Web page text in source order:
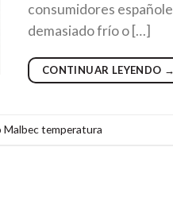
consumidores
demasiado frío o […]
CONTINUAR LEYENDO →
Malbec temperatura